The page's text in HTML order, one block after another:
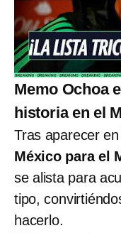
Memo Ochoa
historia en el
Tras aparecer
México para el
se alista para
tipo,
hacerlo.